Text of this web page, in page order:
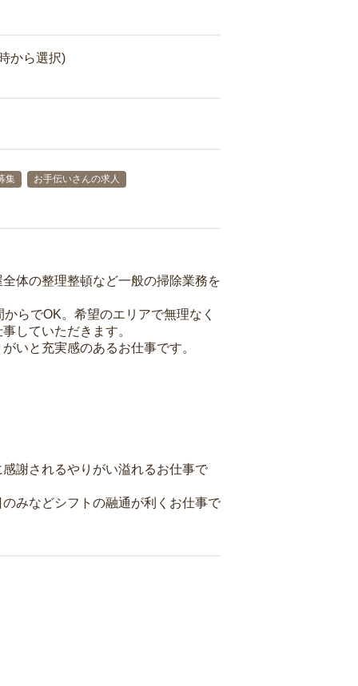
から選択)
集
お手伝いさんの求人
体の整理整頓など一般の掃除業務を
らでOK。希望のエリアで無理なく
していただきます。
いと充実感のあるお仕事です。
謝されるやりがい溢れるお仕事で
みなどシフトの融通が利くお仕事で